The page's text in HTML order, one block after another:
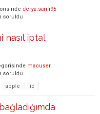
derya.sanli95
soruldu
nasıl iptal
macuser
soruldu
apple id